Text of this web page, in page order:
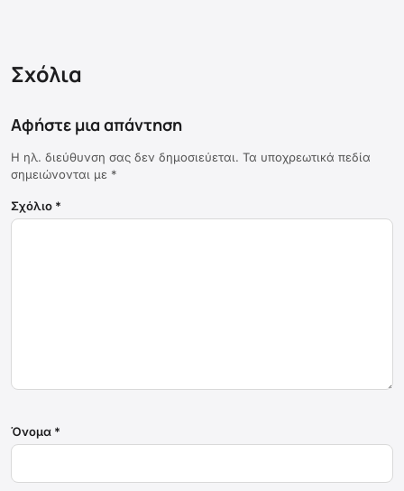
Σχόλια
Αφήστε μια απάντηση
Η ηλ. διεύθυνση σας δεν δημοσιεύεται. Τα υποχρεωτικά πεδία
σημειώνονται με *
Σχόλιο *
Όνομα *